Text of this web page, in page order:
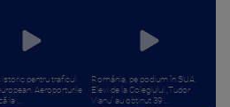
pentru traficul
Aeroporturile
la ...
România, pe podium în SUA.
Elevi de la Colegiului „Tudor
Vianu” au obținut 39 ...